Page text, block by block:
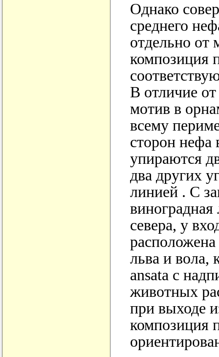
Однако
среднего
отдельно от
композиция
В отличие
мотив в
всему
сторон
упираются
два других
линией . С
виноградная
севера, у
льва и вола,
ansata с
животных
при выходе
композиция